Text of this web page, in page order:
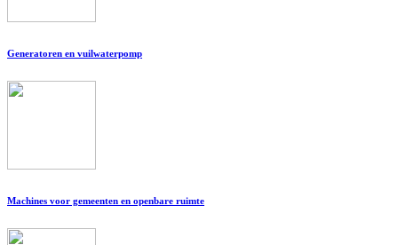
Generatoren en vuilwaterpomp
Machines voor gemeenten en openbare ruimte